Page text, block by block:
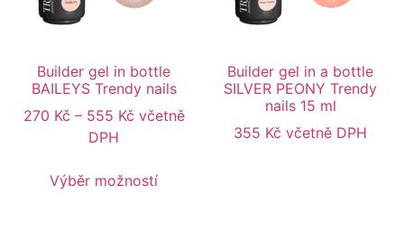
Builder gel in bottle
BAILEYS Trendy nails
270 Kč – 555 Kč včetně
DPH
Výběr možností
Builder gel in a bottle
SILVER PEONY Trendy
nails 15 ml
355 Kč včetně DPH